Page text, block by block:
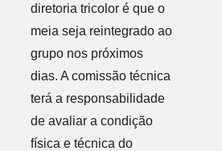
diretoria tricolor é que o
meia seja reintegrado ao
grupo nos próximos
dias. A comissão técnica
terá a responsabilidade
de avaliar a condição
física e técnica do